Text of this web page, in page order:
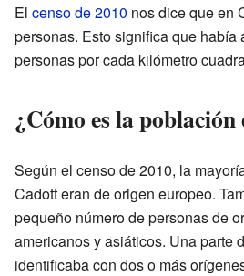
El censo de 2010 nos dice que en
personas. Esto significa que había
personas por cada kilómetro
¿Cómo es la
Según el censo de 2010, la
Cadott eran de origen europeo.
pequeño número de personas de
americanos y asiáticos. Una parte
identificaba con dos o más